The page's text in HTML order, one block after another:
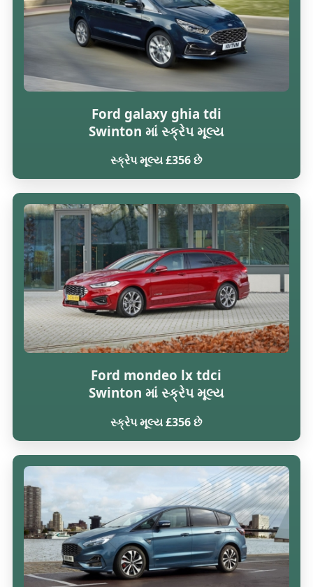
Ford galaxy ghia tdi
Swinton માં સ્ક્રેપ મૂલ્ય
સ્ક્રેપ મૂલ્ય £356 છે
Ford mondeo lx tdci
Swinton માં સ્ક્રેપ મૂલ્ય
સ્ક્રેપ મૂલ્ય £356 છે